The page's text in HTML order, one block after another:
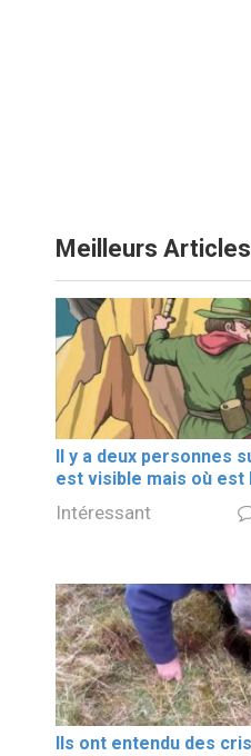
Meilleurs Articles
Il y a deux personnes
est visible mais où est
Intéressant
Ils ont entendu des